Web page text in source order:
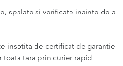
spalate si verificate inainte de a
insotita de certificat de garantie
toata tara prin curier rapid